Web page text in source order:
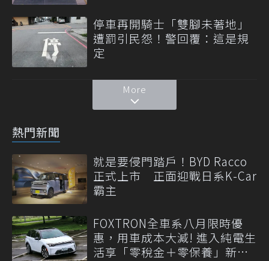
停車再開騎士「雙腳未著地」
遭罰引民怨！警回覆：這是規
定
More
熱門新聞
就是要侵門踏戶！BYD Racco
正式上市 正面迎戰日系K-Car
霸主
FOXTRON全車系八月限時優
惠，用車成本大減! 進入純電生
活享「零稅金＋零保養」新時